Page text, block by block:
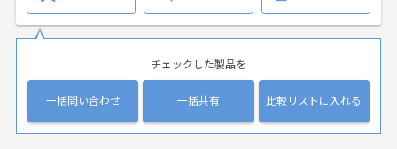
チェックした製品を
一括問い合わせ 一括共有 比較リストに入れる